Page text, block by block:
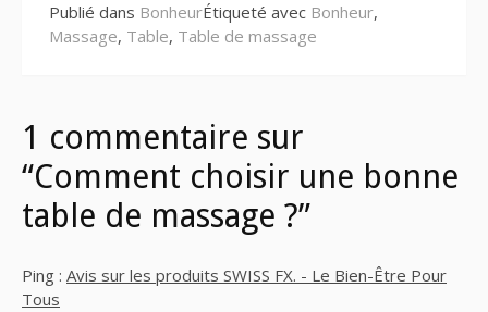
Publié dans BonheurÉtiqueté avec Bonheur,
Massage, Table, Table de massage
1 commentaire sur
“Comment choisir une bonne
table de massage ?”
Ping : Avis sur les produits SWISS FX. - Le Bien-Être Pour
Tous